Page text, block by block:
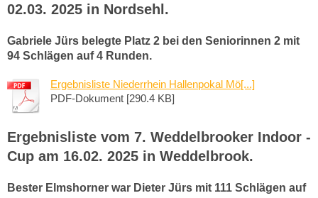
02.03. 2025 in Nordsehl.
Gabriele Jürs belegte Platz 2 bei den Seniorinnen 2 mit
94 Schlägen auf 4 Runden.
Ergebnisliste Niederrhein Hallenpokal Mö[...]
PDF-Dokument [290.4 KB]
Ergebnisliste vom 7. Weddelbrooker Indoor -
Cup am 16.02. 2025 in Weddelbrook.
Bester Elmshorner war Dieter Jürs mit 111 Schlägen auf